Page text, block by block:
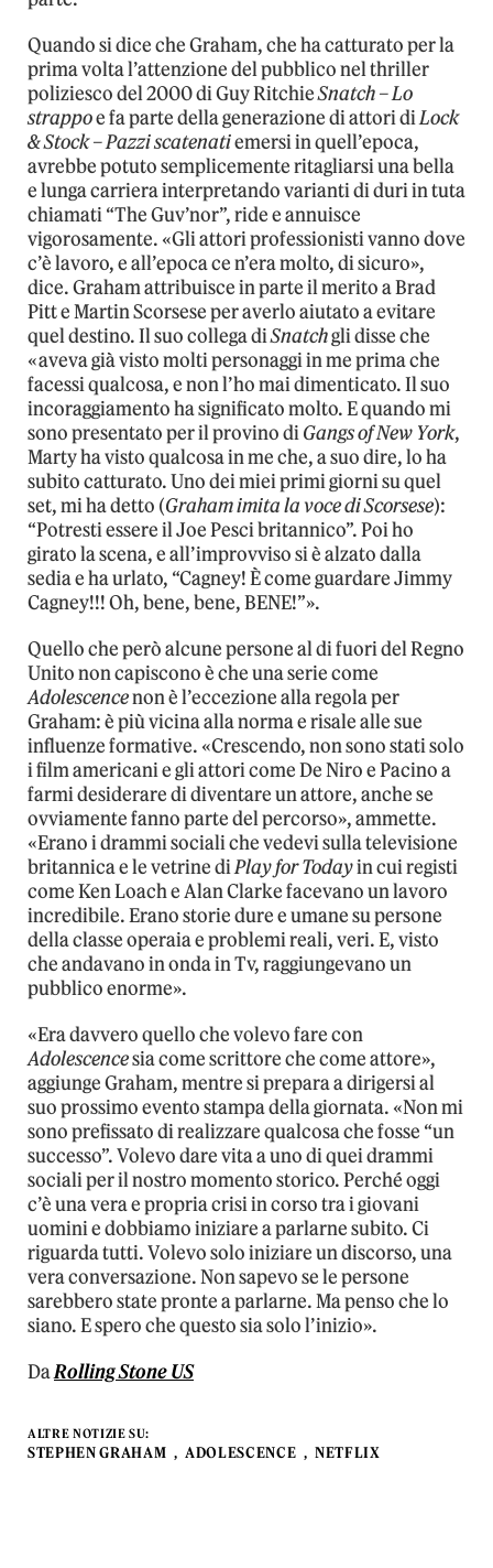
Quando si dice che Graham, che ha catturato per la
prima volta l’attenzione del pubblico nel thriller
poliziesco del 2000 di Guy RitchieSnatch – Lo
strappoe fa parte della generazione di attori diLock
& Stock – Pazzi scatenatiemersi in quell’epoca,
avrebbe potuto semplicemente ritagliarsi una bella
e lunga carriera interpretando varianti di duri in tuta
chiamati “The Guv’nor”, ride e annuisce
vigorosamente. «Gli attori professionisti vanno dove
c’è lavoro, e all’epoca ce n’era molto, di sicuro»,
dice. Graham attribuisce in parte il merito a Brad
Pitt e Martin Scorsese per averlo aiutato a evitare
quel destino. Il suo collega diSnatchgli disse che
«aveva già visto molti personaggi in me prima che
facessi qualcosa, e non l’ho mai dimenticato. Il suo
incoraggiamento ha significato molto. E quando mi
sono presentato per il provino diGangs of New York,
Marty ha visto qualcosa in me che, a suo dire, lo ha
subito catturato. Uno dei miei primi giorni su quel
set, mi ha detto (Graham imita la voce di Scorsese):
“Potresti essere il Joe Pesci britannico”. Poi ho
girato la scena, e all’improvviso si è alzato dalla
sedia e ha urlato, “Cagney! È come guardare Jimmy
Cagney!!! Oh, bene, bene, BENE!”».
Quello che però alcune persone al di fuori del Regno
Unito non capiscono è che una serie come
Adolescencenon è l’eccezione alla regola per
Graham: è più vicina alla norma e risale alle sue
influenze formative. «Crescendo, non sono stati solo
i film americani e gli attori come De Niro e Pacino a
farmi desiderare di diventare un attore, anche se
ovviamente fanno parte del percorso», ammette.
«Erano i drammi sociali che vedevi sulla televisione
britannica e le vetrine diPlay for Todayin cui registi
come Ken Loach e Alan Clarke facevano un lavoro
incredibile. Erano storie dure e umane su persone
della classe operaia e problemi reali, veri. E, visto
che andavano in onda in Tv, raggiungevano un
pubblico enorme».
«Era davvero quello che volevo fare con
Adolescencesia come scrittore che come attore»,
aggiunge Graham, mentre si prepara a dirigersi al
suo prossimo evento stampa della giornata. «Non mi
sono prefissato di realizzare qualcosa che fosse “un
successo”. Volevo dare vita a uno di quei drammi
sociali per il nostro momento storico. Perché oggi
c’è una vera e propria crisi in corso tra i giovani
uomini e dobbiamo iniziare a parlarne subito. Ci
riguarda tutti. Volevo solo iniziare un discorso, una
vera conversazione. Non sapevo se le persone
sarebbero state pronte a parlarne. Ma penso che lo
siano. E spero che questo sia solo l’inizio».
DaRolling Stone US
ALTRE NOTIZIE SU:
STEPHEN GRAHAM ADOLESCENCE NETFLIX